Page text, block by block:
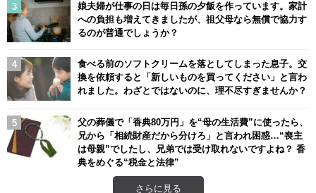
娘夫婦が仕事の日は毎日孫の夕飯を作っています。家計
への負担も増えてきましたが、祖父母なら無償で協力す
るのが普通でしょうか？
食べる前のソフトクリームを落としてしまった息子。交
換を依頼すると「新しいものを買ってください」と言わ
れました。わざとではないのに、理不尽すぎませんか？
父の葬儀で「香典80万円」を“母の生活費”に使ったら、
兄から「相続財産だから分けろ」と言われ困惑…“喪主
は母親”でしたし、兄弟では受け取れないですよね？ 香
典をめぐる“税金と法律”
さらに見る